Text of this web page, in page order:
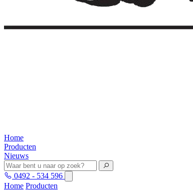
Home
Producten
Nieuws
0492 - 534 596
Home Producten